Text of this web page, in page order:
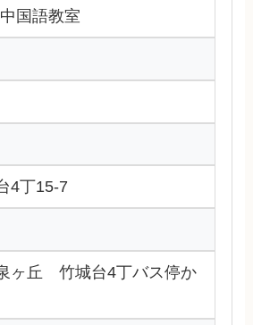
国語教室
4丁15-7
ヶ丘 竹城台4丁バス停か